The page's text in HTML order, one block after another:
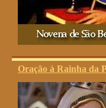
Oração à Rainha da